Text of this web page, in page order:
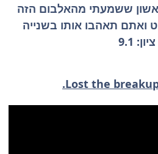
ששמעתי מהאלבום הזה
ואתם תאהבו אותו בשנייה
ציון: 9.1